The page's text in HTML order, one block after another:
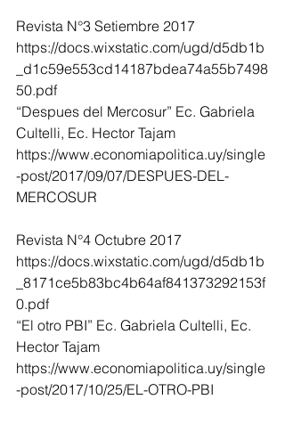
Revista N°3 Setiembre 2017
https://docs.wixstatic.com/ugd/d5db1b
_d1c59e553cd14187bdea74a55b7498
50.pdf
“Despues del Mercosur” Ec. Gabriela
Cultelli, Ec. Hector Tajam
https://www.economiapolitica.uy/single
-post/2017/09/07/DESPUES-DEL-
MERCOSUR
Revista N°4 Octubre 2017
https://docs.wixstatic.com/ugd/d5db1b
_8171ce5b83bc4b64af841373292153f
0.pdf
“El otro PBI” Ec. Gabriela Cultelli, Ec.
Hector Tajam
https://www.economiapolitica.uy/single
-post/2017/10/25/EL-OTRO-PBI